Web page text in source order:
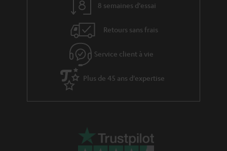
8 semaines d'essai
Retours sans frais
Service client à vie
Plus de 45 ans d'expertise